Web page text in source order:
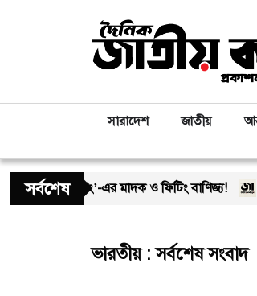
সারাদেশ জাতীয়
সর্বশেষ
‘অসীম-গং’-এর মাদক ও ফিটিং বাণিজ্য!
ভারতীয় : সর্বশেষ সংবাদ